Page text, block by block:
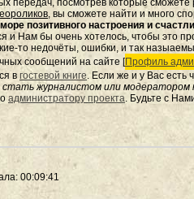
передач, посмотрев которые сможете
, вы сможете найти и много
море позитивного настроения и
и Нам бы очень хотелось, чтобы это
то недочёты, ошибки, и так
сообщений на сайте [Профиль
в гостевой книге. Если же и у Вас есть
стать журналистом или модератором
администратору проекта. Будьте с
: 00:09:41